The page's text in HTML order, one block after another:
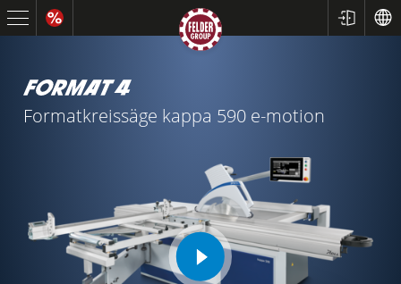
Formatkreissäge kappa 590 e-motion